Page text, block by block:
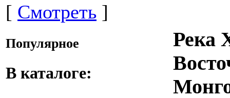
[ Смотреть ]
Популярное
В каталоге:
Река